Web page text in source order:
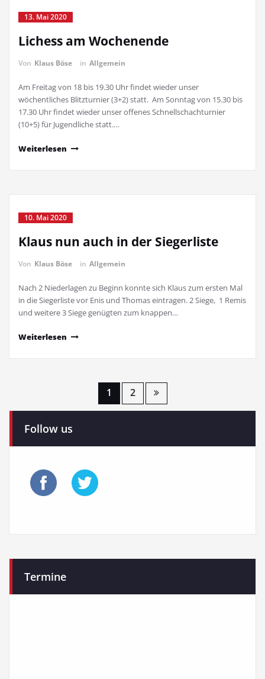
13. Mai 2020
Lichess am Wochenende
Von Klaus Böse in Allgemein
Am Freitag von 18 bis 19.30 Uhr findet wieder unser
wöchentliches Blitzturnier (3+2) statt. Am Sonntag von 15.30 bis
17.30 Uhr findet wieder unser offenes Schnellschachturnier
(10+5) für Jugendliche statt.…
Weiterlesen
10. Mai 2020
Klaus nun auch in der Siegerliste
Von Klaus Böse in Allgemein
Nach 2 Niederlagen zu Beginn konnte sich Klaus zum ersten Mal
in die Siegerliste vor Enis und Thomas eintragen. 2 Siege, 1 Remis
und weitere 3 Siege genügten zum knappen…
Weiterlesen
Seitennummerierung
Beiträge
1 2
Follow us
Termine